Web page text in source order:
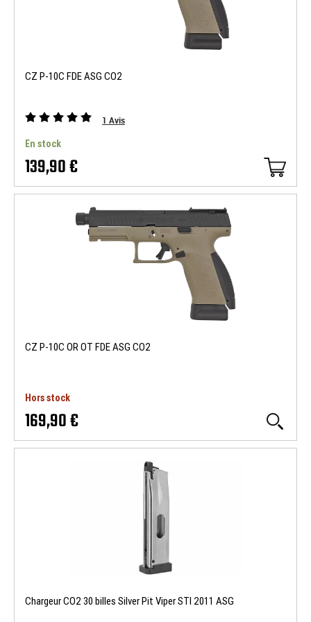
CZ P-10C FDE ASG CO2
1 Avis
En stock
139,90 €
CZ P-10C OR OT FDE ASG CO2
Hors stock
169,90 €
Chargeur CO2 30 billes Silver Pit Viper STI 2011 ASG